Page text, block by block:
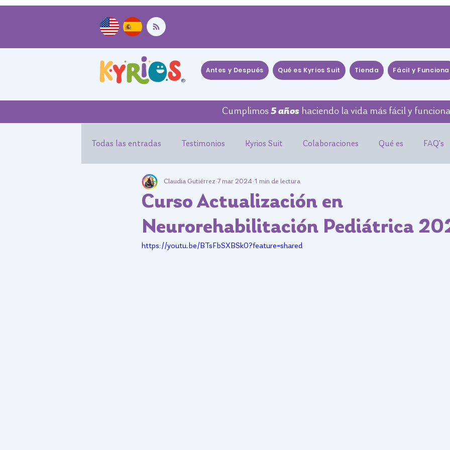
®
Antes y Después Qué es Kyrios Suit Tienda Fácil y
Cumplimos 5 añoshaciendo la vida más fácil y
Todas las entradas Testimonios Kyrios Suit Colaboraciones Qué es FAQ's
Experiencias Kyrios Suit Evidencia Científica
Curso Actualización en
Neurorehabilitación Pediátrica
Claudia Gutiérrez 7 mar 2024 1 min de lectura
https://youtu.be/BTsFbSXBSk0?feature=shared